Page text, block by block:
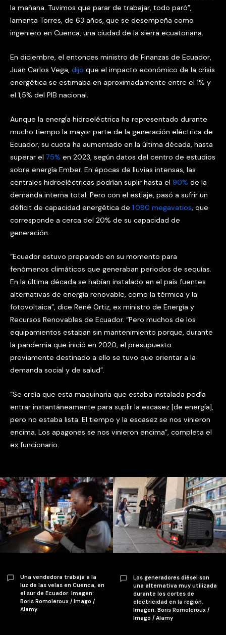
la mañana. Tuvimos que parar de trabajar, todo paró”,
lamenta Torres, de 63 años, que se desempeña como
ingeniero en Cuenca, una ciudad de la sierra ecuatoriana.
En diciembre, el entonces ministro de Finanzas de Ecuador,
Juan Carlos Vega, dijo que el impacto económico de la crisis
energética se estimaba en aproximadamente entre el 1% y
el 1,5% del PIB nacional.
Aunque la energía hidroeléctrica ha representado durante
mucho tiempo la mayor parte de la generación eléctrica de
Ecuador, su cuota ha aumentado en la última década, hasta
superar el 75% en 2023, según datos del centro de estudios
sobre energía Ember. En épocas de lluvias intensas, las
centrales hidroeléctricas podrían suplir hasta el 90% de la
demanda interna total. Pero con el estiaje, pasó a sufrir un
déficit de capacidad energética de 1.080 megavatios , que
corresponde a cerca del 20% de su capacidad de
generación.
“Ecuador estuvo preparado en su momento para
fenómenos climáticos que generaban periodos de sequías.
En la última década se habían instalado en el país fuentes
alternativas de energía renovable, como la térmica y la
fotovoltaica”, dice René Ortiz, ex ministro de Energía y
Recursos Renovables de Ecuador. “Pero muchos de los
equipamientos estaban sin mantenimiento porque, durante
la pandemia que inició en 2020, el presupuesto
previamente destinado a ello se tuvo que orientar a la
demanda social y de salud”.
“Se creía que esta maquinaria que estaba instalada podía
entrar instantáneamente para suplir la escasez [de energía],
pero no estaba lista. El tiempo y la escasez se nos vinieron
encima. Los apagones se nos vinieron encima”, completa el
ex funcionario.
Una vendedora trabaja a la
luz de las velas en Cuenca, en
el sur de Ecuador. Imagen:
Boris Romoleroux / Imago /
Alamy
Los generadores diésel son
una alternativa muy utilizada
durante los cortes de
electricidad en la región.
Imagen: Boris Romoleroux /
Imago / Alamy